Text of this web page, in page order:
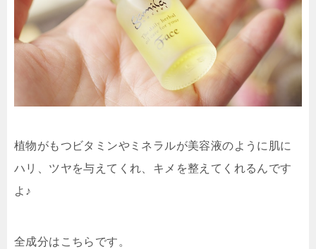
植物がもつビタミンやミネラルが美容液のように肌に
ハリ、ツヤを与えてくれ、キメを整えてくれるんです
よ♪
全成分はこちらです。